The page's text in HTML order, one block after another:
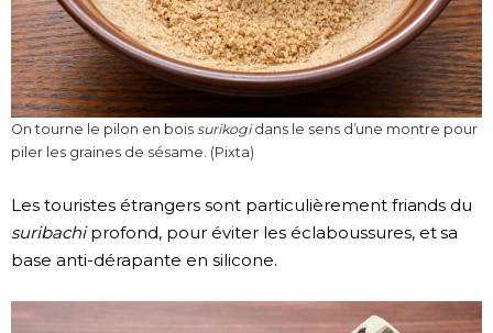
On tourne le pilon en bois surikogidans le sens d’une montre pour
piler les graines de sésame. (Pixta)
Les touristes étrangers sont particulièrement friands du
suribachiprofond, pour éviter les éclaboussures, et sa
base anti-dérapante en silicone.